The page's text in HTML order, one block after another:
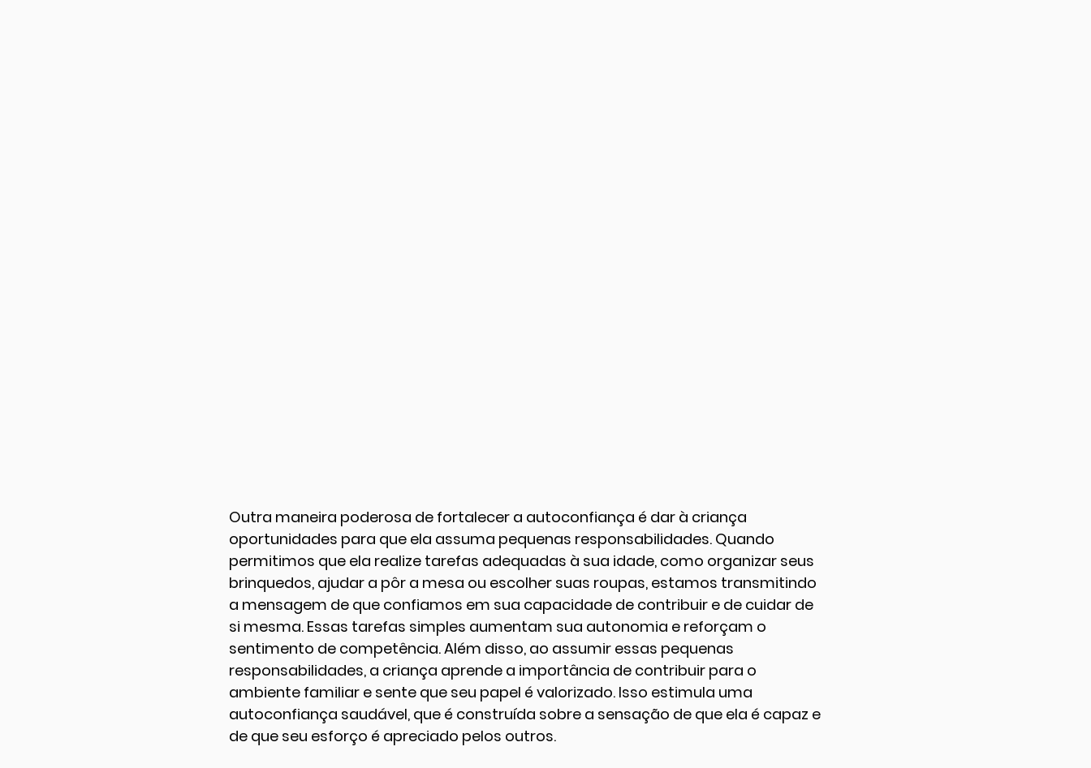
Outra maneira poderosa de fortalecer a autoconfiança é dar à criança
oportunidades para que ela assuma pequenas responsabilidades. Quando
permitimos que ela realize tarefas adequadas à sua idade, como organizar seus
brinquedos, ajudar a pôr a mesa ou escolher suas roupas, estamos transmitindo
a mensagem de que confiamos em sua capacidade de contribuir e de cuidar de
si mesma. Essas tarefas simples aumentam sua autonomia e reforçam o
sentimento de competência. Além disso, ao assumir essas pequenas
responsabilidades, a criança aprende a importância de contribuir para o
ambiente familiar e sente que seu papel é valorizado. Isso estimula uma
autoconfiança saudável, que é construída sobre a sensação de que ela é capaz e
de que seu esforço é apreciado pelos outros.